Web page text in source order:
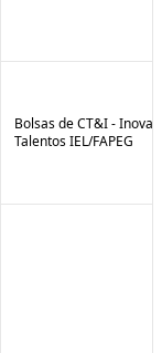
Bolsas de CT&I - Inova
Talentos IEL/FAPEG